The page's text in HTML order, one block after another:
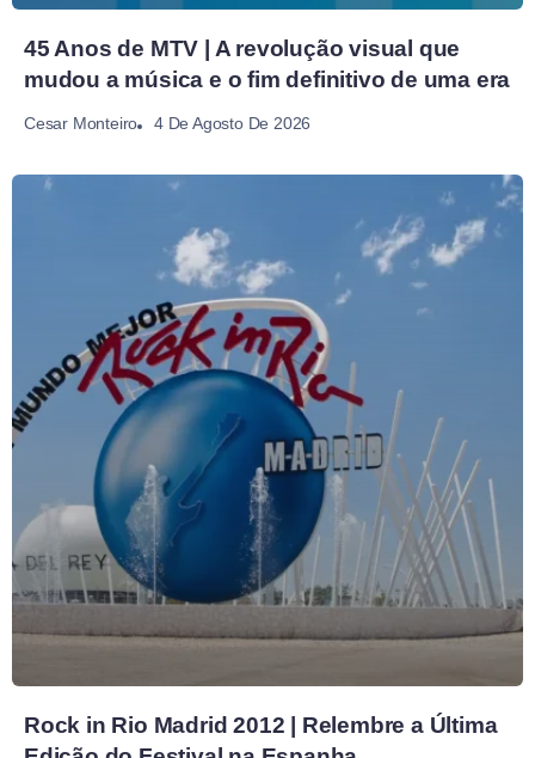
45 Anos de MTV | A revolução visual que
mudou a música e o fim definitivo de uma era
Cesar Monteiro 4 De Agosto De 2026
Rock in Rio Madrid 2012 | Relembre a Última